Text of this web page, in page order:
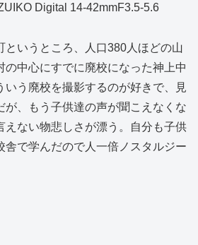
Digital 14-42mmF3.5-5.6
というところ、人口380人ほどの山
の中心にすでに廃校になった神上中
いう廃校を撮影するのが好きで、見
が、もう子供達の声が聞こえなくな
えない物悲しさが漂う。自分も子供
舎で学んだので人一倍ノスタルジー